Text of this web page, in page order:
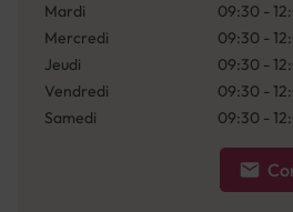
Mardi
09:30 -
Mercredi
09:30 -
Jeudi
09:30 -
Vendredi
09:30 -
Samedi
09:30 -